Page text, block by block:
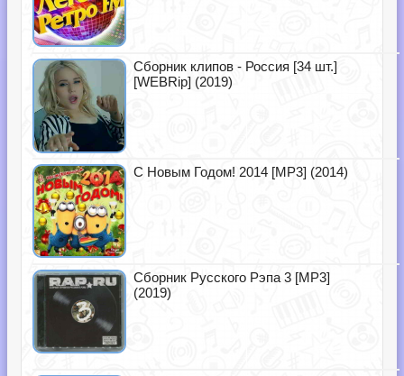
Сборник клипов - Россия [34 шт.]
[WEBRip] (2019)
С Новым Годом! 2014 [MP3] (2014)
Сборник Русского Рэпа 3 [MP3]
(2019)